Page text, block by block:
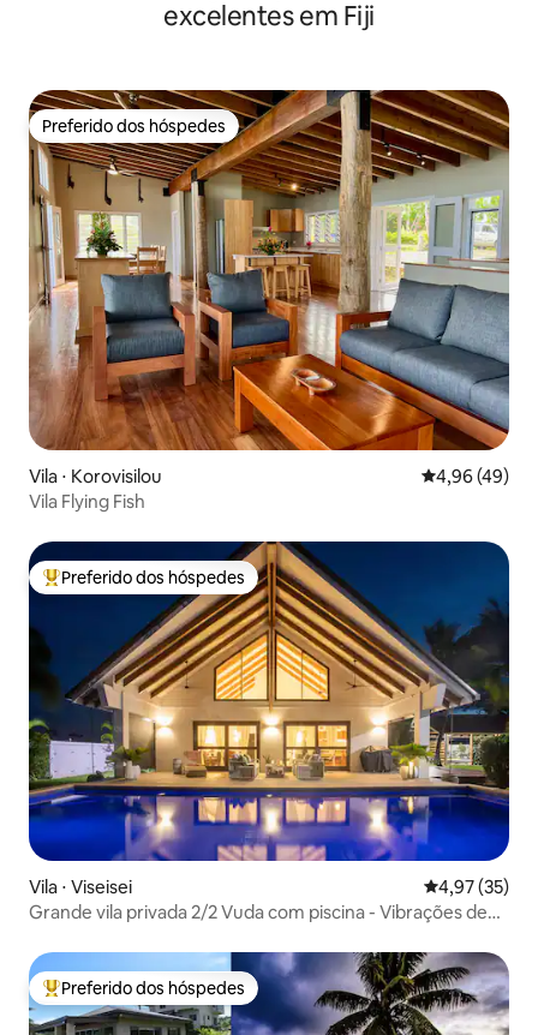
excelentes em Fiji
Preferido dos hóspedes
Preferido dos hóspedes
Vila ⋅ Korovisilou 4,96 de uma
4,96 (49)
Vila Flying Fish
Entre os melhores preferidos dos hóspedes
Preferido dos hóspedes
Vila ⋅ Viseisei 4,97 de uma
4,97 (35)
Grande vila privada 2/2 Vuda com piscina - Vibrações de
Entre os melhores preferidos dos hóspedes
Preferido dos hóspedes